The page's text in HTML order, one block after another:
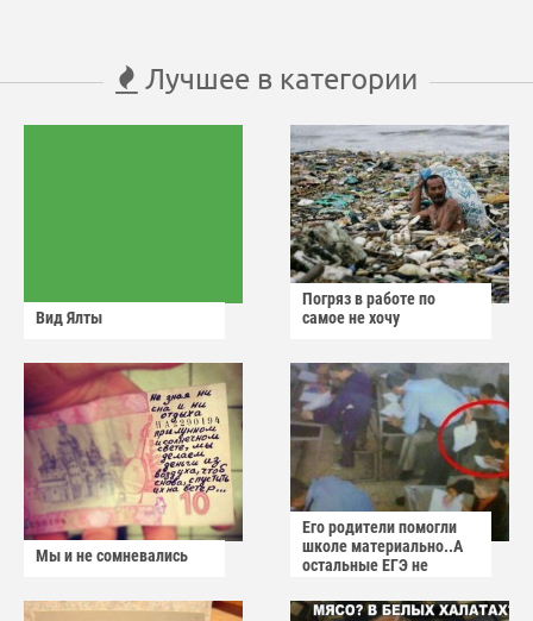
Лучшее в категории
Вид Ялты
Погряз в работе по
самое не хочу
Мы и не сомневались
Его родители помогли
школе материально..А
остальные ЕГЭ не